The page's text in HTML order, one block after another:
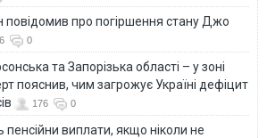
повідомив про погіршення стану Джо
0
та Запорізька області – у зоні
пояснив, чим загрожує Україні дефіцит
176 0
пенсійни виплати, якщо ніколи не